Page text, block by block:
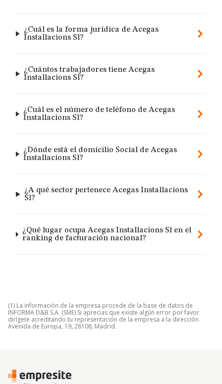
¿Cuál es la forma jurídica de Acegas
Installacions Sl?
¿Cuántos trabajadores tiene Acegas
Installacions Sl?
¿Cuál es el número de teléfono de Acegas
Installacions Sl?
¿Dónde está el domicilio Social de Acegas
Installacions Sl?
¿A qué sector pertenece Acegas Installacions
Sl?
¿Qué lugar ocupa Acegas Installacions Sl en el
ranking de facturación nacional?
(1) La información de la empresa procede de la base de datos de
INFORMA D&B S.A. (SME) Si aprecias que existe algún error por favor
dirígete acreditando tu representación de la empresa a la dirección
Avenida de Europa, 19, 28108, Madrid.